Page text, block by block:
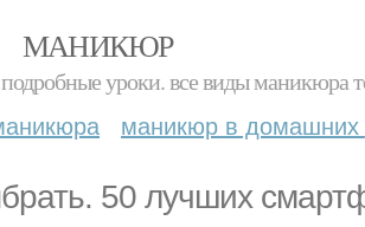
МАНИКЮР
уроки. все виды маникюра
маникюр в домашних
50 лучших